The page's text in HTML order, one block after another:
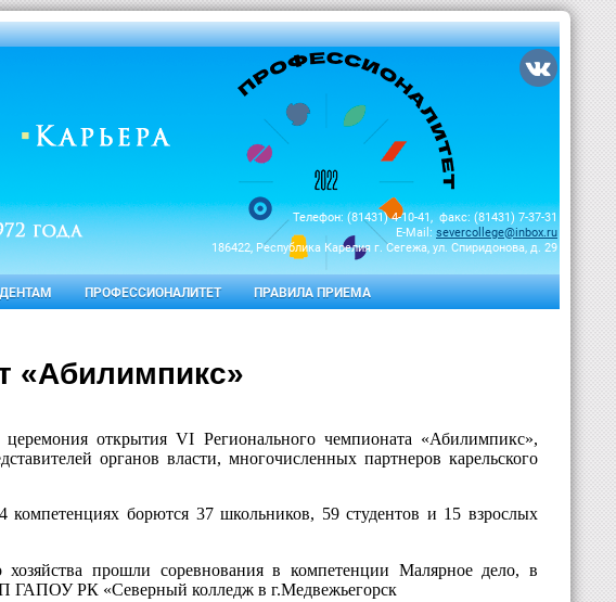
Телефон: (81431) 4-10-41, факс: (81431) 7-37-31
E-Mail: severcollege@inbox.ru
186422, Республика Карелия г. Сегежа, ул. Спиридонова, д. 29
ПРОФЕССИОНАЛИТЕТ ПРАВИЛА ПРИЕМА
«Абилимпикс»
церемония открытия VI Регионального чемпионата «Абилимпикс»,
органов власти, многочисленных партнеров карельского
борются 37 школьников, 59 студентов и 15 взрослых
хозяйства прошли соревнования в компетенции Малярное дело, в
ГАПОУ РК «Северный колледж в г.Медвежьегорск